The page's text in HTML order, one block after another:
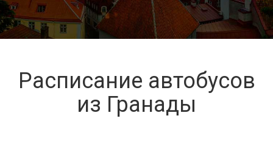
Расписание автобусов
из Гранады